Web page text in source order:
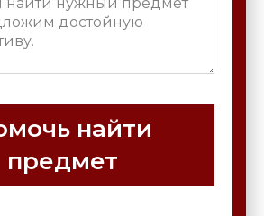
найти
предмет